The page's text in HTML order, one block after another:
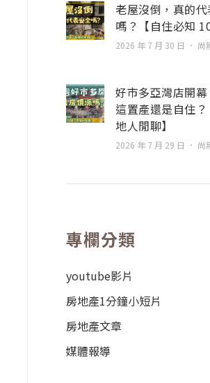
老屋沒倒，真的
嗎？【自住必知
2026 年 7 月 30 日 尚
好市多亞灣店開
這置產還是自住
地人閒聊】
2026 年 7 月 29 日 尚
專欄分類
youtube影片
房地產1分鐘小短片
房地產文章
媒體報導